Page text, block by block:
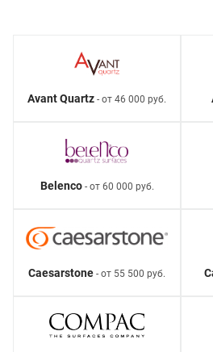
Avant Quartz - от 46 000 руб.
Belenco- от 60 000 руб.
Caesarstone - от 55 500 руб.